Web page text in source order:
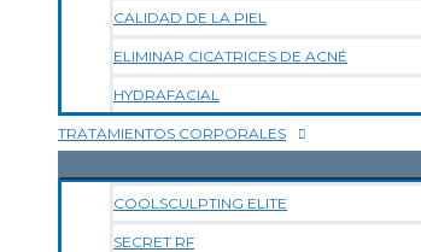
CALIDAD DE LA PIEL
ELIMINAR CICATRICES DE ACNÉ
HYDRAFACIAL
TRATAMIENTOS CORPORALES
COOLSCULPTING ELITE
SECRET RF